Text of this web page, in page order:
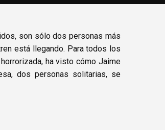
son sólo dos personas más
está llegando. Para todos los
ha visto cómo Jaime
dos personas solitarias, se